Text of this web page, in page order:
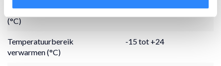
Temperatuurbereik koelen
(°C)
-15 tot +46
Temperatuurbereik
verwarmen (°C)
-15 tot +24